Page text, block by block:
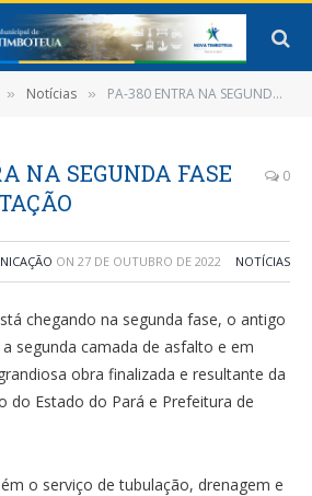
» Notícias » PA-380 ENTRA NA SEGUNDA FASE DE PAVIMENTAÇÃO
NA SEGUNDA FASE
0
ON 27 DE OUTUBRO DE 2022 NOTÍCIAS
chegando na segunda fase, o antigo
segunda camada de asfalto e em
obra finalizada e resultante da
do Estado do Pará e Prefeitura de
o serviço de tubulação, drenagem e